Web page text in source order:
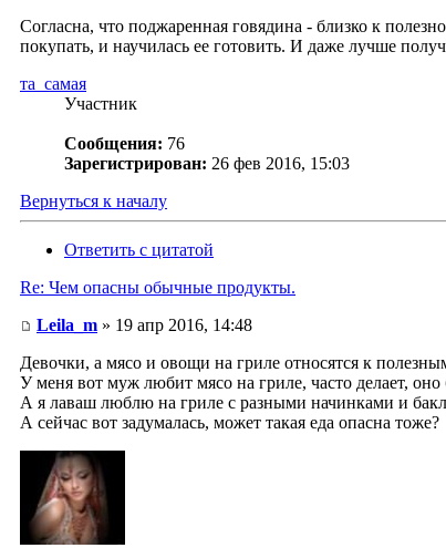
Согласна, что поджаренная говядина - близко к
покупать, и научилась ее готовить. И даже лучше
та_самая
Участник
Сообщения: 76
Зарегистрирован: 26 фев 2016, 15:03
Вернуться к началу
Ответить с цитатой
Re: Чем опасны обычные продукты.
Leila_m » 19 апр 2016, 14:48
Девочки, а мясо и овощи на гриле относятся к
У меня вот муж любит мясо на гриле, часто делает,
А я лаваш люблю на гриле с разными начинками и
А сейчас вот задумалась, может такая еда опасна тоже?